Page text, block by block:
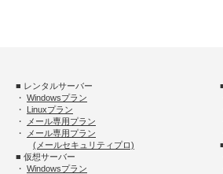
■ レンタルサーバー
・ Windowsプラン
・ Linuxプラン
・
メール専用プラン
・
メール専用プラン
(メールセキュリティプロ)
■ 仮想サーバー
・ Windowsプラン